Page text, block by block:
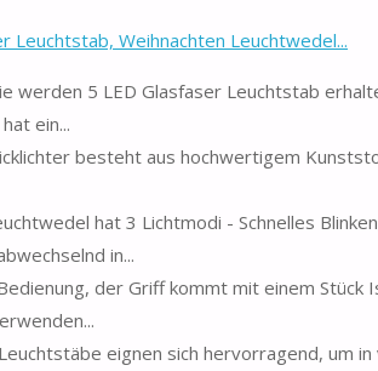
Leuchtstab, Weihnachten Leuchtwedel...
werden 5 LED Glasfaser Leuchtstab
ein...
besteht aus hochwertigem
hat 3 Lichtmodi - Schnelles
in...
der Griff kommt mit einem
eignen sich hervorragend, um